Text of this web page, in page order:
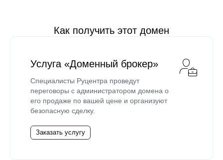
Как получить этот домен
Услуга «Доменный брокер»
Специалисты Руцентра проведут
переговоры с администратором домена о
его продаже по вашей цене и организуют
безопасную сделку.
Заказать услугу